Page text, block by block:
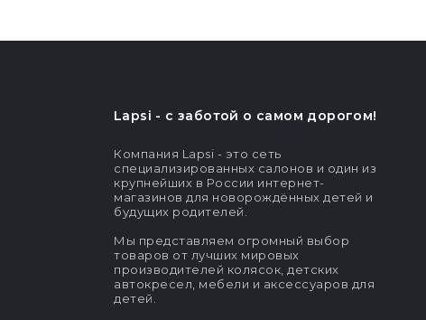
Lapsi - c заботой о самом дорогом!
Компания Lapsi - это сеть
специализированных салонов и один из
крупнейших в России интернет-
магазинов для новорождённых детей и
будущих родителей.
Мы представляем огромный выбор
товаров от лучших мировых
производителей колясок, детских
автокресел, мебели и аксессуаров для
детей.